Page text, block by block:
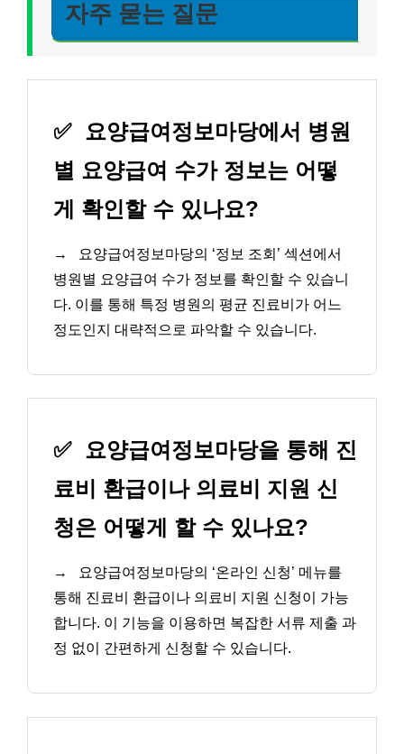
자주 묻는 질문
✅ 요양급여정보마당에서 병원
별 요양급여 수가 정보는 어떻
게 확인할 수 있나요?
→
요양급여정보마당의 ‘정보 조회’ 섹션에서
병원별 요양급여 수가 정보를 확인할 수 있습니
다. 이를 통해 특정 병원의 평균 진료비가 어느
정도인지 대략적으로 파악할 수 있습니다.
✅ 요양급여정보마당을 통해 진
료비 환급이나 의료비 지원 신
청은 어떻게 할 수 있나요?
→
요양급여정보마당의 ‘온라인 신청’ 메뉴를
통해 진료비 환급이나 의료비 지원 신청이 가능
합니다. 이 기능을 이용하면 복잡한 서류 제출 과
정 없이 간편하게 신청할 수 있습니다.